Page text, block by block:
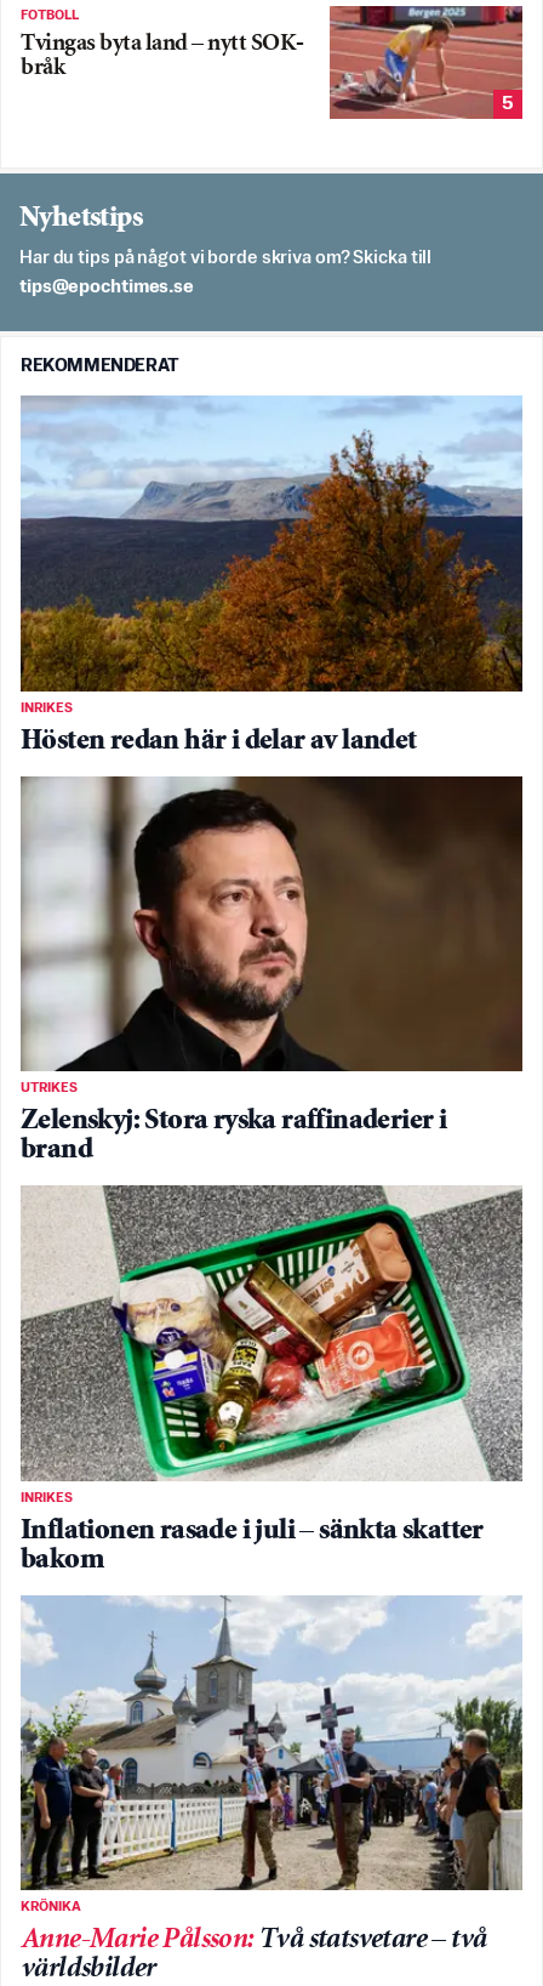
FOTBOLL
Tvingas byta land – nytt SOK-
bråk
5
Nyhetstips
Har du tips på något vi borde skriva om? Skicka till
es.semithcope@spit
REKOMMENDERAT
INRIKES
Hösten redan här i delar av landet
UTRIKES
Zelenskyj: Stora ryska raffinaderier i
brand
INRIKES
Inflationen rasade i juli – sänkta skatter
bakom
KRÖNIKA
Anne-Marie Pålsson: Två statsvetare – två
världsbilder